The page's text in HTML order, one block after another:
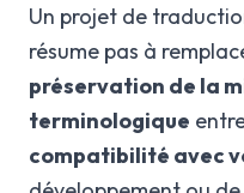
Un projet de
résume pas à
préservation de la
terminologique
compatibilité avec